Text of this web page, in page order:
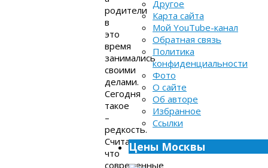
родители
в
это
время
занимались
своими
делами.
Сегодня
такое
–
редкость.
Считаю,
что
современные
Другое
Карта сайта
Мой YouTube-канал
Обратная связь
Политика
конфиденциальности
Фото
О сайте
Об авторе
Избранное
Ссылки
Цены Москвы